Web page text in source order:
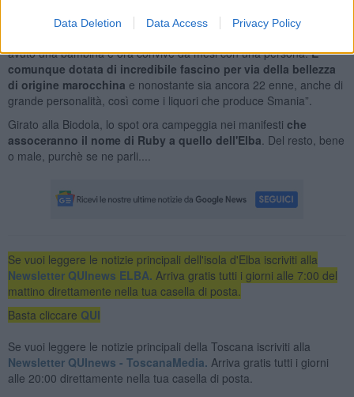
Data Deletion Data Access Privacy Policy
tenuto dopo le vicende che l'hanno resa nota: avrebbe potuto
avuto una bambina e ora convive da mesi con una persona.E'
comunque dotata di incredibile fascino per via della bellezza
di origine marocchina e nonostante sia ancora 22 enne, anche di
grande personalità, così come i liquori che produce Smania”.
Girato alla Biodola, lo spot ora campeggia nei manifesti che
assoceranno il nome di Ruby a quello dell'Elba . Del resto, bene
o male, purchè se ne parli....
Se vuoi leggere le notizie principali dell'isola d'Elba iscriviti alla
Newsletter QUInews ELBA. Arriva gratis tutti i giorni alle 7:00 del
mattino direttamente nella tua casella di posta.
Basta cliccare QUI
Se vuoi leggere le notizie principali della Toscana iscriviti alla
Newsletter QUInews - ToscanaMedia. Arriva gratis tutti i giorni
alle 20:00 direttamente nella tua casella di posta.